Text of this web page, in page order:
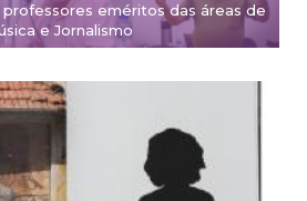
professores eméritos das áreas de
e Jornalismo